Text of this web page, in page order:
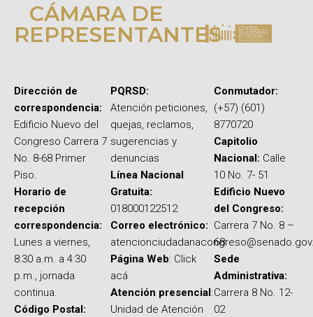
CÁMARA DE
REPRESENTANTES
Dirección de
correspondencia:
Edificio Nuevo del
Congreso Carrera 7
No. 8-68 Primer
Piso.
Horario de
recepción
correspondencia:
Lunes a viernes,
8:30 a.m. a 4:30
p.m., jornada
continua.
Código Postal:
PQRSD:
Atención peticiones,
quejas, reclamos,
sugerencias y
denuncias
Línea Nacional
Gratuita:
018000122512
Correo electrónico:
Página Web: Click
acá
Atención presencial:
Unidad de Atención
Conmutador:
(+57) (601)
8770720
Capitolio
Nacional: Calle
10 No. 7- 51
Edificio Nuevo
del Congreso:
Carrera 7 No. 8 –
68
Sede
Administrativa:
Carrera 8 No. 12-
02